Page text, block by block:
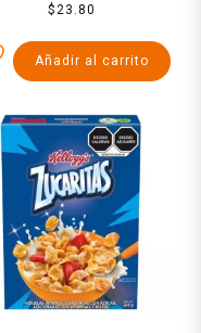
Flakes original 150 g
$ 23.80
Añadir al carrito